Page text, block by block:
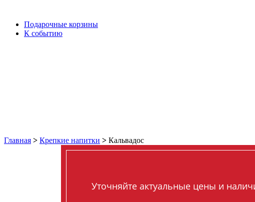
Подарочные корзины
К событию
Главная > Крепкие напитки > Кальвадос
Уточняйте актуальные цены и